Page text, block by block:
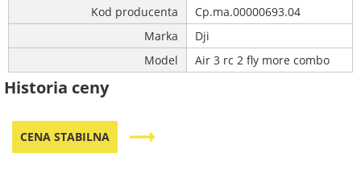
Kod producenta
Cp.ma.00000693.04
Marka
Dji
Model
Air 3 rc 2 fly more combo
Historia ceny
CENA STABILNA trending_flat